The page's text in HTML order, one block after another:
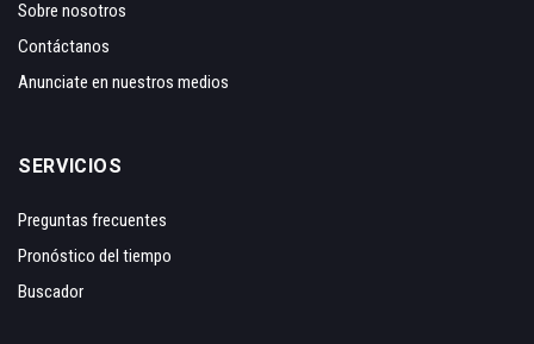
Sobre nosotros
Contáctanos
Anunciate en nuestros medios
SERVICIOS
Preguntas frecuentes
Pronóstico del tiempo
Buscador